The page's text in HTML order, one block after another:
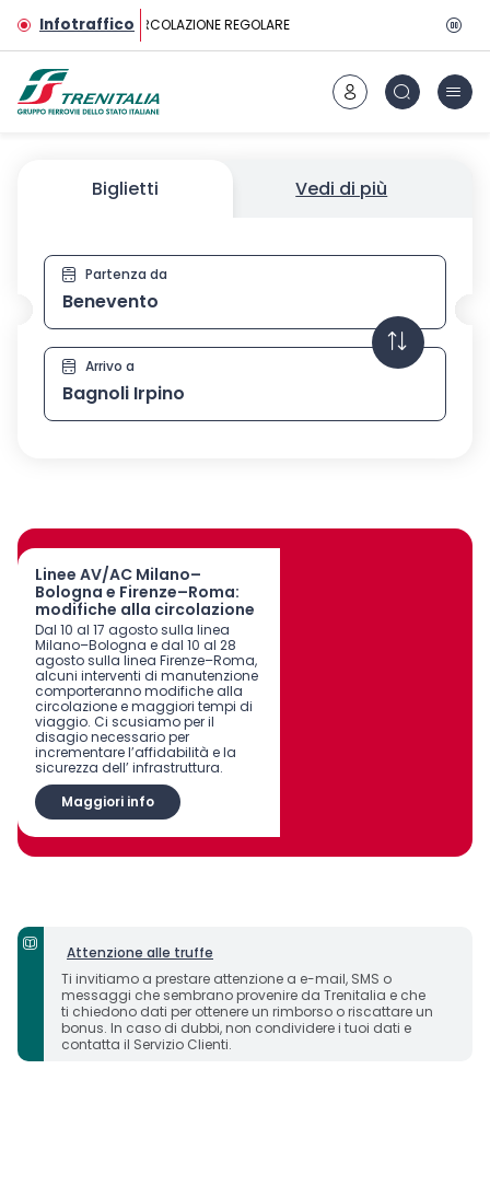
Vai al contenuto principale
InfotrafficoCIRCOLAZIONE REGOLARE
Biglietti Vedi di più
Biglietti
Partenza da
Arrivo a
Linee AV/AC Milano–
Bologna e Firenze–Roma:
modifiche alla circolazione
Dal 10 al 17 agosto sulla linea
Milano–Bologna e dal 10 al 28
agosto sulla linea Firenze–Roma,
alcuni interventi di manutenzione
comporteranno modifiche alla
circolazione e maggiori tempi di
viaggio. Ci scusiamo per il
disagio necessario per
incrementare l’affidabilità e la
sicurezza dell’ infrastruttura.
Maggiori info
Attenzione alle truffe
Ti invitiamo a prestare attenzione a e-mail, SMS o
messaggi che sembrano provenire da Trenitalia e che
ti chiedono dati per ottenere un rimborso o riscattare un
bonus. In caso di dubbi, non condividere i tuoi dati e
contatta il Servizio Clienti.